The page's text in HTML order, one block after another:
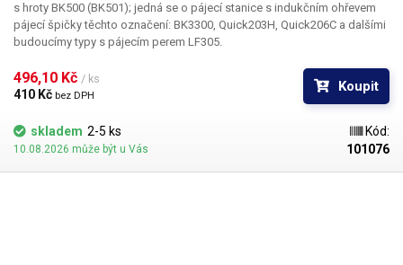
s hroty BK500 (BK501); jedná se o pájecí stanice s indukčním ohřevem
pájecí špičky těchto označení: BK3300, Quick203H, Quick206C a dalšími
budoucímy typy s pájecím perem LF305.
496,10 Kč / ks
410 Kč bez DPH
Koupit
skladem 2-5 ks
10.08.2026 může být u Vás
Kód:
101076